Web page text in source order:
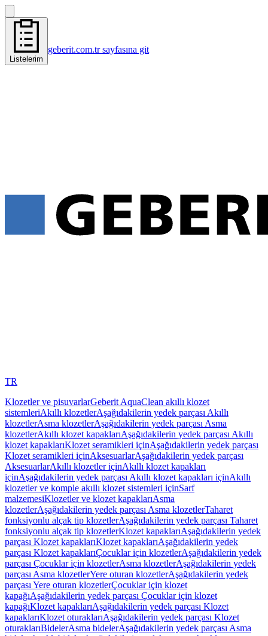
Listelerim
geberit.com.tr sayfasına git
TR
Klozetler ve pisuvarlarGeberit AquaClean akıllı klozet
sistemleriAkıllı klozetlerAşağıdakilerin yedek parçası Akıllı
klozetlerAsma klozetlerAşağıdakilerin yedek parçası Asma
klozetlerAkıllı klozet kapaklarıAşağıdakilerin yedek parçası Akıllı
klozet kapaklarıKlozet seramikleri içinAşağıdakilerin yedek parçası
Klozet seramikleri içinAksesuarlarAşağıdakilerin yedek parçası
AksesuarlarAkıllı klozetler içinAkıllı klozet kapakları
içinAşağıdakilerin yedek parçası Akıllı klozet kapakları içinAkıllı
klozetler ve komple akıllı klozet sistemleri içinSarf
malzemesiKlozetler ve klozet kapaklarıAsma
klozetlerAşağıdakilerin yedek parçası Asma klozetlerTaharet
fonksiyonlu alçak tip klozetlerAşağıdakilerin yedek parçası Taharet
fonksiyonlu alçak tip klozetlerKlozet kapaklarıAşağıdakilerin yedek
parçası Klozet kapaklarıKlozet kapaklarıAşağıdakilerin yedek
parçası Klozet kapaklarıÇocuklar için klozetlerAşağıdakilerin yedek
parçası Çocuklar için klozetlerAsma klozetlerAşağıdakilerin yedek
parçası Asma klozetlerYere oturan klozetlerAşağıdakilerin yedek
parçası Yere oturan klozetlerÇocuklar için klozet
kapağıAşağıdakilerin yedek parçası Çocuklar için klozet
kapağıKlozet kapaklarıAşağıdakilerin yedek parçası Klozet
kapaklarıKlozet oturaklarıAşağıdakilerin yedek parçası Klozet
oturaklarıBidelerAsma bidelerAşağıdakilerin yedek parçası Asma